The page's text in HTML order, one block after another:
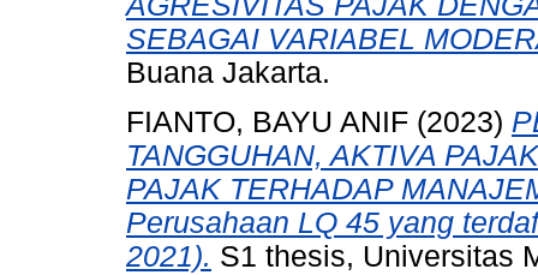
SEBAGAI VARIABEL
Buana Jakarta.
FIANTO, BAYU ANIF (2023)
TANGGUHAN, AKTIVA
PAJAK TERHADAP
Perusahaan LQ 45 yang
2021). S1 thesis, Universitas